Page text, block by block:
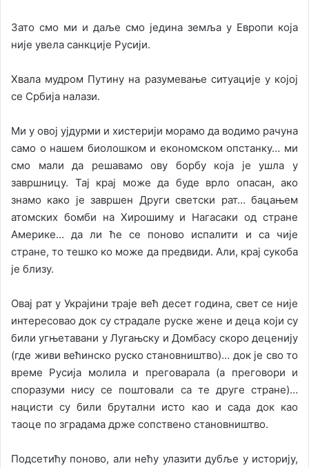
Зато смо ми и даље смо једина земља у Европи која
није увела санкције Русији.
Хвала мудром Путину на разумевање ситуације у којој
се Србија налази.
Ми у овој ујдурми и хистерији морамо да водимо рачуна
само о нашем биолошком и економском опстанку… ми
смо мали да решавамо ову борбу која је ушла у
завршницу. Тај крај може да буде врло опасан, ако
знамо како је завршен Други светски рат… бацањем
атомских бомби на Хирошиму и Нагасаки од стране
Америке… да ли ће се поново испалити и са чије
стране, то тешко ко може да предвиди. Али, крај сукоба
је близу.
Овај рат у Украјини траје већ десет година, свет се није
интересовао док су страдале руске жене и деца који су
били угњетавани у Лугањску и Домбасу скоро деценију
(где живи већинско руско становништво)… док је сво то
време Русија молила и преговарала (а преговори и
споразуми нису се поштовали са те друге стране)…
нацисти су били брутални исто као и сада док као
таоце по зградама држе сопствено становништво.
Подсетићу поново, али нећу улазити дубље у историју,